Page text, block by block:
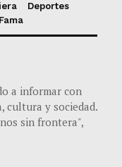
Deportes
Fama
a informar con
cultura y sociedad.
sin frontera",